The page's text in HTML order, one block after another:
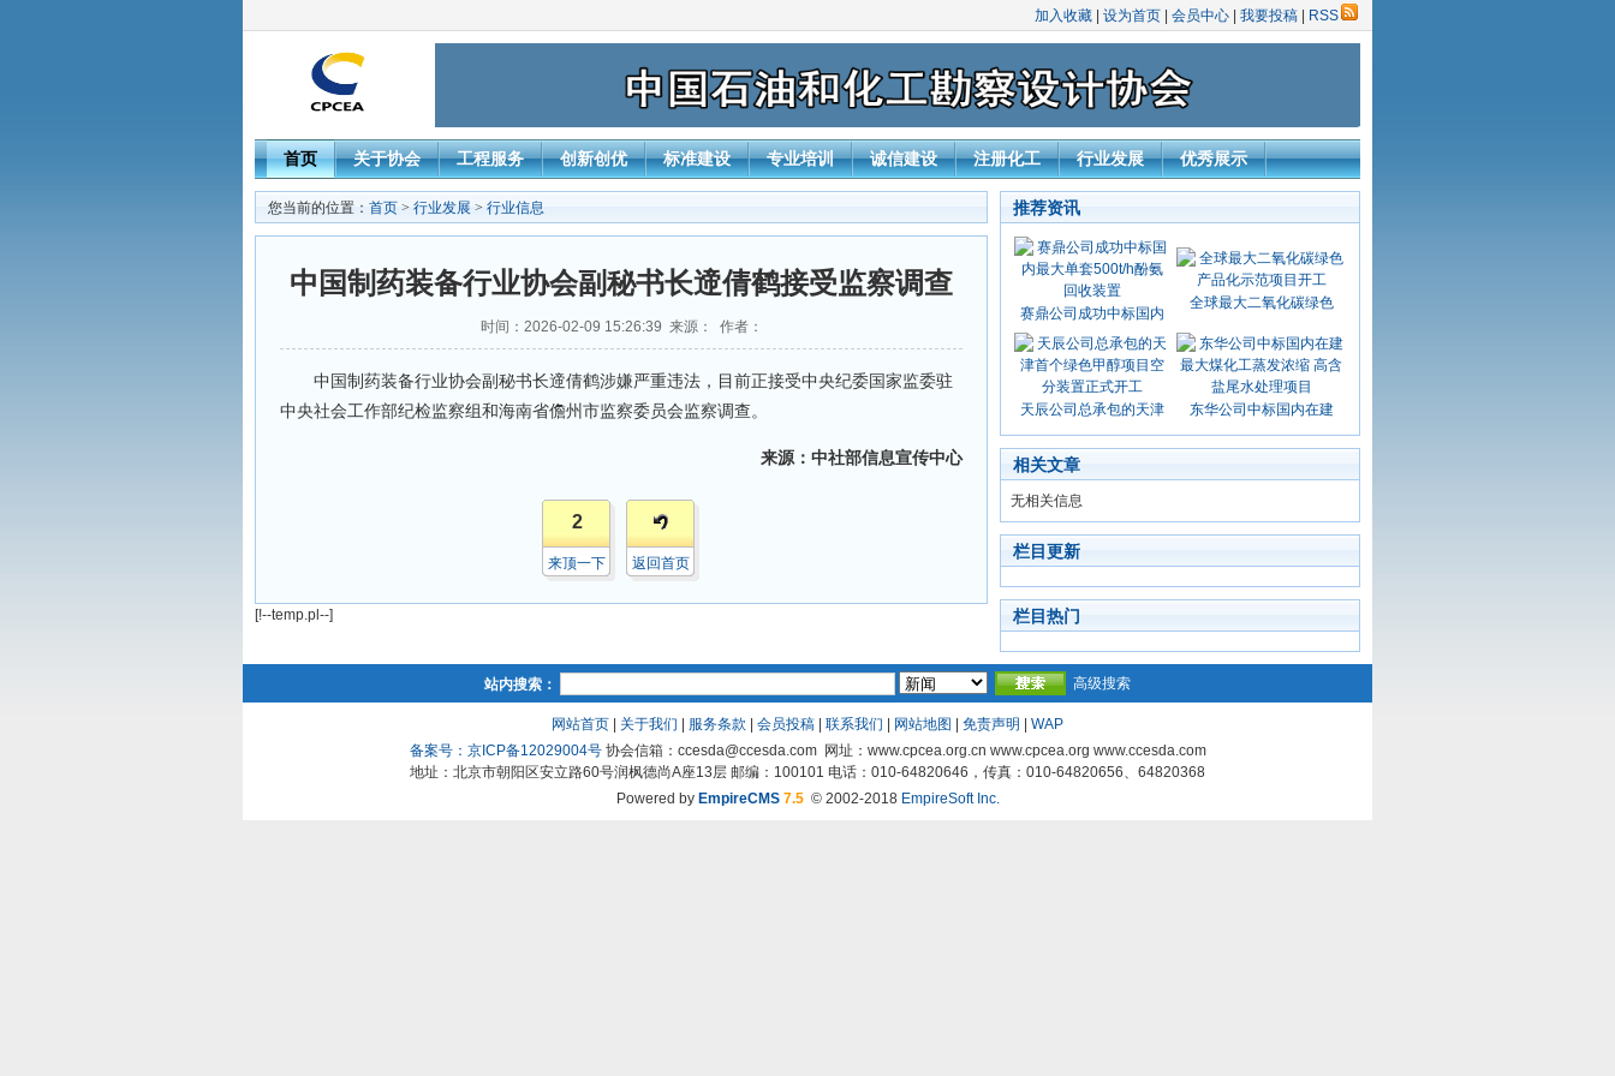
加入收藏 设为首页 会员中心 我要投稿 RSS
首页 关于协会 工程服务 创新创优 标准建设 专业培训 诚信建设 注册化工 行业发展 优秀展示
您当前的位置： 首页 > 行业发展 > 行业信息
中国制药装备行业协会副秘书长遆倩鹤接受监察调查
时间：2026-02-09 15:26:39 来源： 作者：
中国制药装备行业协会副秘书长遆倩鹤涉嫌严重违法，目前正接受中央纪委国家监委驻
中央社会工作部纪检监察组和海南省儋州市监察委员会监察调查。
来源：中社部信息宣传中心
2
来顶一下 返回首页
[!--temp.pl--]
推荐资讯
赛鼎公司成功中标国内
全球最大二氧化碳绿色
天辰公司总承包的天津 东华公司中标国内在建
相关文章
无相关信息
栏目更新
栏目热门
站内搜索： 高级搜索
网站首页 关于我们 服务条款 会员投稿 联系我们 网站地图 免责声明
WAP
备案号：京ICP备12029004号协会信箱：ccesda@ccesda.com 网址：www.cpcea.org.cn www.cpcea.org www.ccesda.com
地址：北京市朝阳区安立路60号润枫德尚A座13层 邮编：100101 电话：010-64820646，传真：010-64820656、64820368
Powered by EmpireCMS 7.5© 2002-2018 EmpireSoft Inc.